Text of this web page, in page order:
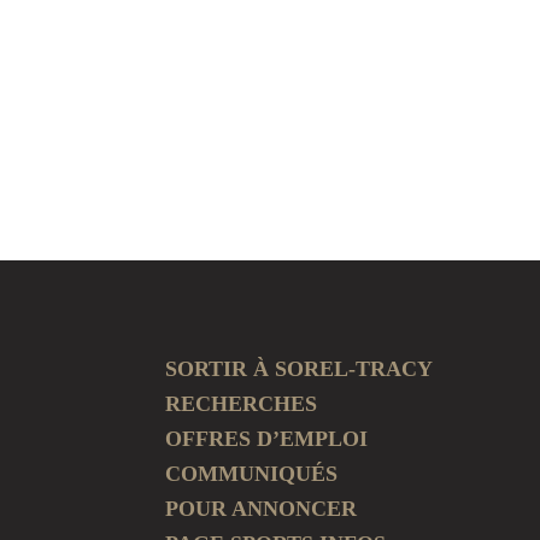
SORTIR À SOREL-TRACY
RECHERCHES
OFFRES D’EMPLOI
COMMUNIQUÉS
POUR ANNONCER